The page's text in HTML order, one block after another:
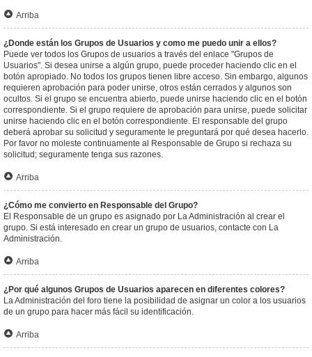
Arriba
¿Donde están los Grupos de Usuarios y como me puedo unir a ellos?
Puede ver todos los Grupos de usuarios a través del enlace "Grupos de
Usuarios". Si desea unirse a algún grupo, puede proceder haciendo clic en el
botón apropiado. No todos los grupos tienen libre acceso. Sin embargo, algunos
requieren aprobación para poder unirse, otros están cerrados y algunos son
ocultos. Si el grupo se encuentra abierto, puede unirse haciendo clic en el botón
correspondiente. Si el grupo requiere de aprobación para unirse, puede solicitar
unirse haciendo clic en el botón correspondiente. El responsable del grupo
deberá aprobar su solicitud y seguramente le preguntará por qué desea hacerlo.
Por favor no moleste continuamente al Responsable de Grupo si rechaza su
solicitud; seguramente tenga sus razones.
Arriba
¿Cómo me convierto en Responsable del Grupo?
El Responsable de un grupo es asignado por La Administración al crear el
grupo. Si está interesado en crear un grupo de usuarios, contacte con La
Administración.
Arriba
¿Por qué algunos Grupos de Usuarios aparecen en diferentes colores?
La Administración del foro tiene la posibilidad de asignar un color a los usuarios
de un grupo para hacer más fácil su identificación.
Arriba